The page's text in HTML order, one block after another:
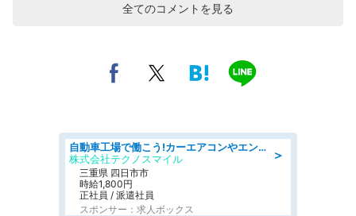
全てのコメントを見る
＞
自動車工場で働こう!カーエアコンやエンジンの製造・加工業務/寮完備 denso aichi
株式会社テクノスマイル
三重県 四日市市
時給1,800円
正社員 / 派遣社員
スポンサー：求人ボックス